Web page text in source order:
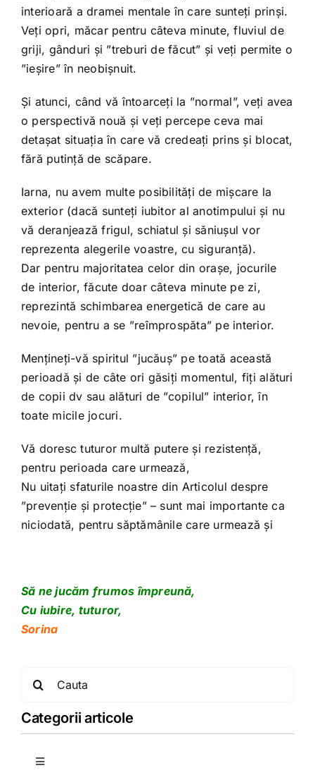
interioară a dramei mentale în care sunteți prinși.
Veți opri, măcar pentru câteva minute, fluviul de
griji, gânduri și ”treburi de făcut” și veți permite o
”ieșire” în neobișnuit.
Și atunci, când vă întoarceți la ”normal”, veți avea
o perspectivă nouă și veți percepe ceva mai
detașat situația în care vă credeați prins și blocat,
fără putință de scăpare.
Iarna, nu avem multe posibilități de mișcare la
exterior (dacă sunteți iubitor al anotimpului și nu
vă deranjează frigul, schiatul și săniușul vor
reprezenta alegerile voastre, cu siguranță).
Dar pentru majoritatea celor din orașe, jocurile
de interior, făcute doar câteva minute pe zi,
reprezintă schimbarea energetică de care au
nevoie, pentru a se ”reîmprospăta” pe interior.
Mențineți-vă spiritul ”jucăuș” pe toată această
perioadă și de câte ori găsiți momentul, fiți alături
de copii dv sau alături de ”copilul” interior, în
toate micile jocuri.
Vă doresc tuturor multă putere și rezistență,
pentru perioada care urmează,
Nu uitați sfaturile noastre din Articolul despre
”prevenție și protecție” – sunt mai importante ca
niciodată, pentru săptămânile care urmează și
Să ne jucăm frumos împreună,
Cu iubire, tuturor,
Sorina
Categorii articole
Toggle